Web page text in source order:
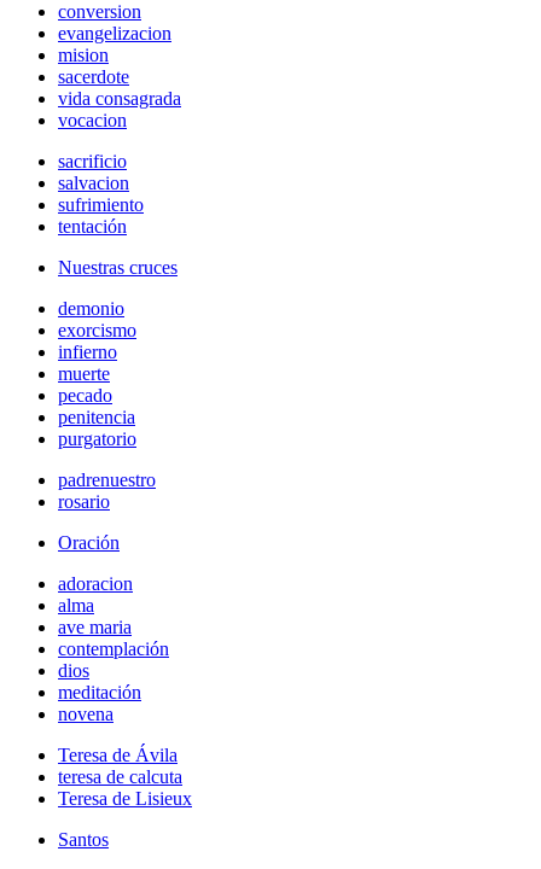
conversion
evangelizacion
mision
sacerdote
vida consagrada
vocacion
sacrificio
salvacion
sufrimiento
tentación
Nuestras cruces
demonio
exorcismo
infierno
muerte
pecado
penitencia
purgatorio
padrenuestro
rosario
Oración
adoracion
alma
ave maria
contemplación
dios
meditación
novena
Teresa de Ávila
teresa de calcuta
Teresa de Lisieux
Santos